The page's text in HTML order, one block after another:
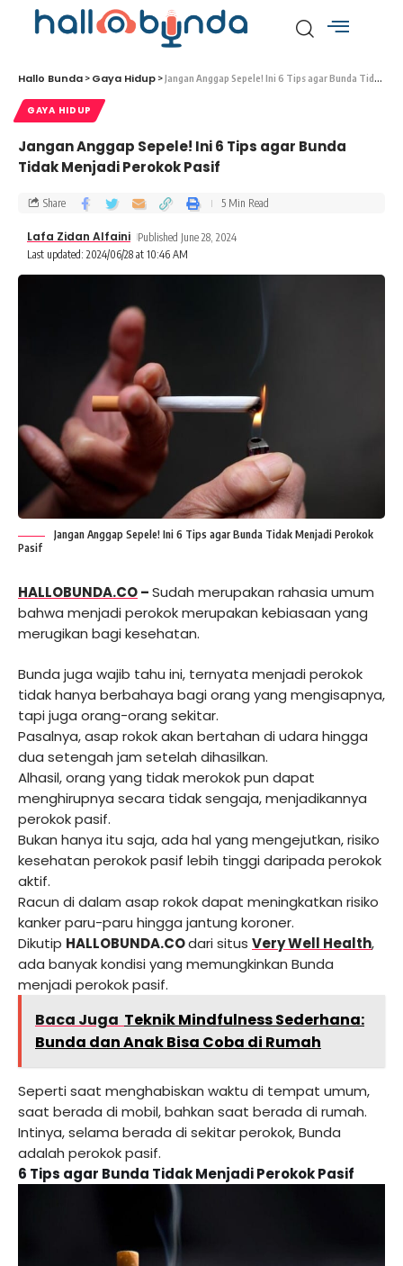
Hallo Bunda > Gaya Hidup >Jangan Anggap Sepele! Ini 6 Tips agar Bunda Tidak Menjadi Perokok Pasif
GAYA HIDUP
Jangan Anggap Sepele! Ini 6 Tips agar Bunda
Tidak Menjadi Perokok Pasif
Last updated: 2024/06/28 at 10:46 AM
Lafa Zidan Alfaini Published June 28, 2024
Share 5 Min Read
Jangan Anggap Sepele! Ini 6 Tips agar Bunda Tidak Menjadi Perokok
Pasif
HALLOBUNDA.CO–Sudah merupakan rahasia umum
bahwa menjadi perokok merupakan kebiasaan yang
merugikan bagi kesehatan.
Bunda juga wajib tahu ini, ternyata menjadi perokok
tidak hanya berbahaya bagi orang yang mengisapnya,
tapi juga orang-orang sekitar.
Pasalnya, asap rokok akan bertahan di udara hingga
dua setengah jam setelah dihasilkan.
Alhasil, orang yang tidak merokok pun dapat
menghirupnya secara tidak sengaja, menjadikannya
perokok pasif.
Bukan hanya itu saja, ada hal yang mengejutkan, risiko
kesehatan perokok pasif lebih tinggi daripada perokok
aktif.
Racun di dalam asap rokok dapat meningkatkan risiko
kanker paru-paru hingga jantung koroner.
Dikutip HALLOBUNDA.COdari situs Very Well Health,
ada banyak kondisi yang memungkinkan Bunda
menjadi perokok pasif.
Baca Juga Teknik Mindfulness Sederhana:
Bunda dan Anak Bisa Coba di Rumah
Seperti saat menghabiskan waktu di tempat umum,
saat berada di mobil, bahkan saat berada di rumah.
Intinya, selama berada di sekitar perokok, Bunda
adalah perokok pasif.
6 Tips agar Bunda Tidak Menjadi Perokok Pasif